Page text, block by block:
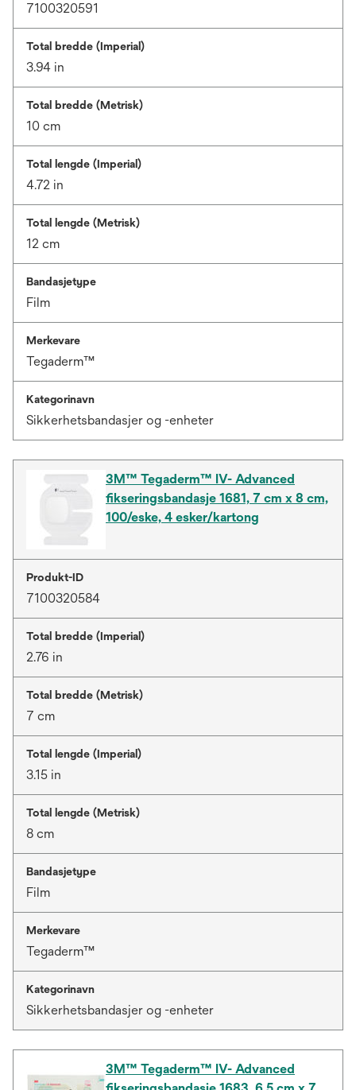
7100320591
Total bredde (Imperial)
3.94 in
Total bredde (Metrisk)
10 cm
Total lengde (Imperial)
4.72 in
Total lengde (Metrisk)
12 cm
Bandasjetype
Film
Merkevare
Tegaderm™
Kategorinavn
Sikkerhetsbandasjer og -enheter
3M™ Tegaderm™ IV- Advanced
fikseringsbandasje 1681, 7 cm x 8 cm,
100/eske, 4 esker/kartong
Produkt-ID
7100320584
Total bredde (Imperial)
2.76 in
Total bredde (Metrisk)
7 cm
Total lengde (Imperial)
3.15 in
Total lengde (Metrisk)
8 cm
Bandasjetype
Film
Merkevare
Tegaderm™
Kategorinavn
Sikkerhetsbandasjer og -enheter
3M™ Tegaderm™ IV- Advanced